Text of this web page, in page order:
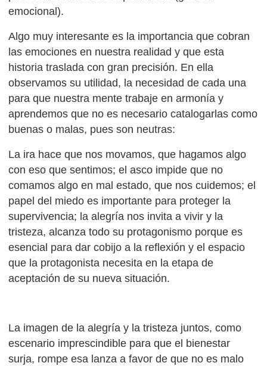
emocional).
Algo muy interesante es la importancia que cobran
las emociones en nuestra realidad y que esta
historia traslada con gran precisión. En ella
observamos su utilidad, la necesidad de cada una
para que nuestra mente trabaje en armonía y
aprendemos que no es necesario catalogarlas como
buenas o malas, pues son neutras:
La ira hace que nos movamos, que hagamos algo
con eso que sentimos; el asco impide que no
comamos algo en mal estado, que nos cuidemos; el
papel del miedo es importante para proteger la
supervivencia; la alegría nos invita a vivir y la
tristeza, alcanza todo su protagonismo porque es
esencial para dar cobijo a la reflexión y el espacio
que la protagonista necesita en la etapa de
aceptación de su nueva situación.
La imagen de la alegría y la tristeza juntos, como
escenario imprescindible para que el bienestar
surja, rompe esa lanza a favor de que no es malo